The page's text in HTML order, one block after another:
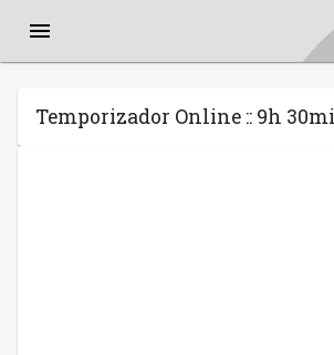
Temporizador Online :: 9h